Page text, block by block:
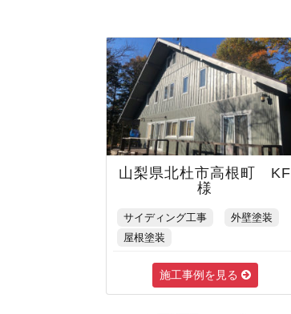
山梨県北杜市高根町 KF
様
サイディング工事
外壁塗装
屋根塗装
施工事例を見る